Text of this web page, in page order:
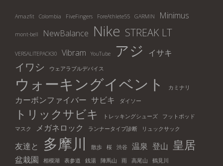
Amazfit Colombia FiveFingers ForeAthlete55 GARMIN Minimus
mont-bell NewBalance Nike STREAK LT
VERSALITEPACK30 Vibram YouTube アジ イサキ
イワシ ウェアラブルデバイス
ウォーキングイベント カミナリ
カーボンファイバー サビキ ダイソー
トリックサビキ トレッキングシューズ
フットポッド
マスク
メガネロック ランナータイプ診断 リュックサック
友達と 多摩川 散歩 桜 渋谷 温泉 登山 皇居
盆栽園 相模湖 表参道 銭湯 陣馬山 雨 高尾山 鶴見川